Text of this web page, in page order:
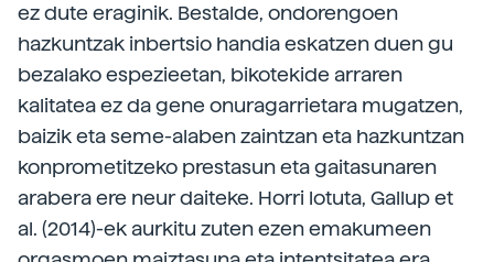
ez dute eraginik. Bestalde, ondorengoen
hazkuntzak inbertsio handia eskatzen duen gu
bezalako espezieetan, bikotekide arraren
kalitatea ez da gene onuragarrietara mugatzen,
baizik eta seme-alaben zaintzan eta hazkuntzan
konprometitzeko prestasun eta gaitasunaren
arabera ere neur daiteke. Horri lotuta, Gallup et
al. (2014)-ek aurkitu zuten ezen emakumeen